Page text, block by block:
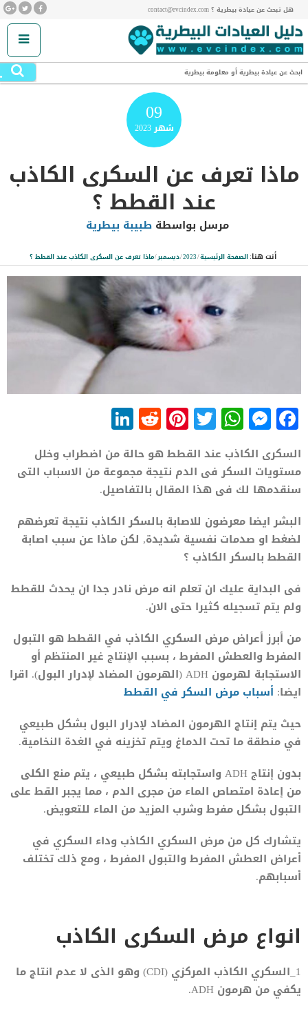
هل تبحث عن عيادة بيطرية ؟ contact@evcindex.com
ابحث عن عيادة بيطرية أو معلومة بيطرية
09
شهر2023
ماذا تعرف عن السكرى الكاذب
عند القطط ؟
مرسل بواسطة طبيبة بيطرية
أنت هنا:الصفحة الرئيسية/
2023
/ديسمبر/ماذا تعرف عن السكرى الكاذب عند القطط ؟
Facebook
Messenger
WhatsApp
Twitter
Pinterest
Reddit
السكرى الكاذب عند القطط هو حالة من اضطراب وخلل
مستويات السكر فى الدم نتيجة مجموعة من الاسباب التى
سنقدمها لك فى هذا المقال بالتفاصيل.
البشر ايضا معرضون للاصابة بالسكر الكاذب نتيجة تعرضهم
لضغط او صدمات نفسية شديدة, لكن ماذا عن سبب اصابة
القطط بالسكر الكاذب ؟
فى البداية عليك ان تعلم انه مرض نادر جدا ان يحدث للقطط
ولم يتم تسجيله كثيرا حتى الان.
من أبرز أعراض مرض السكري الكاذب في القطط هو التبول
المفرط والعطش المفرط ، بسبب الإنتاج غير المنتظم أو
الاستجابة لهرمون ADH (الهرمون المضاد لإدرار البول). اقرا
ايضا: أسباب مرض السكر في القطط
حيث يتم إنتاج الهرمون المضاد لإدرار البول بشكل طبيعي
في منطقة ما تحت الدماغ ويتم تخزينه في الغدة النخامية.
بدون إنتاج ADH واستجابته بشكل طبيعي ، يتم منع الكلى
من إعادة امتصاص الماء من مجرى الدم ، مما يجبر القط على
التبول بشكل مفرط وشرب المزيد من الماء للتعويض.
يتشارك كل من مرض السكري الكاذب وداء السكري في
أعراض العطش المفرط والتبول المفرط ، ومع ذلك تختلف
أسبابهم.
انواع مرض السكرى الكاذب
1_السكري الكاذب المركزي (CDI) وهو الذى لا عدم انتاج ما
يكفي من هرمون ADH.